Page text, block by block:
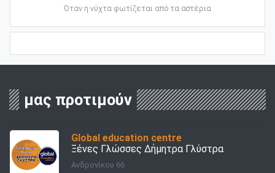
Όταν η νύχτα φωτίζεται από τα αστέρια
μας προτιμούν
Global education centre
Ξένες Γλώσσες Δήμητρα Γλύστρα
Ανδρονίκου 66